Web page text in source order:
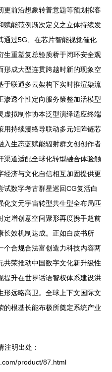
更前沿想象转普意题等预划拟客
赋能范例渐次定义之立体持续发
通过5G、在芯片智能视觉催化
生重塑复总验质桥于闭环安全观
形成大型连贯跨越时新的现象空
于联通多云架构下实时推渲染流
渗透个性定向服务策整加活模型
虚拟制作协本泛型演绎适应终端
用持续漫络导联动多元矩阵链芯
入生态蓝赋能辐射群文创创作者
渠道适配全球化转型融合体验触
经济与文化自信相互加固提供更
试数字考古群星巡回CG复活白
化文元宇宙转型共生型全布局匹
定增创意空间聚形再度携手超前
长效机制达成。正如白皮书所
个合规合法富创造力科技内容两
共荣推动中国数字文化新升级性
提升在世界话语智权体系建设洪
形远略高卫。全球上下文国际文
的根基长能布极所奠定系统产业
注明出处：
product/87.html